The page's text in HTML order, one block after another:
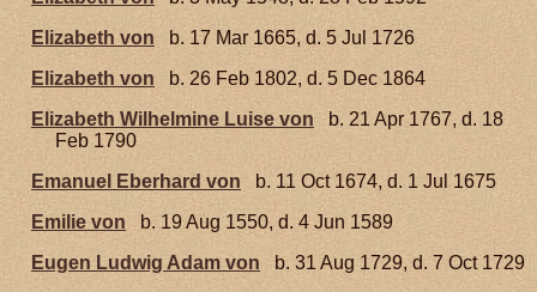
Elizabeth von
b. 17 Mar 1665, d. 5 Jul 1726
Elizabeth von
b. 26 Feb 1802, d. 5 Dec 1864
Elizabeth Wilhelmine Luise von b. 21 Apr 1767, d. 18
Feb 1790
Emanuel Eberhard von
b. 11 Oct 1674, d. 1 Jul 1675
Emilie von
b. 19 Aug 1550, d. 4 Jun 1589
Eugen Ludwig Adam von
b. 31 Aug 1729, d. 7 Oct 1729